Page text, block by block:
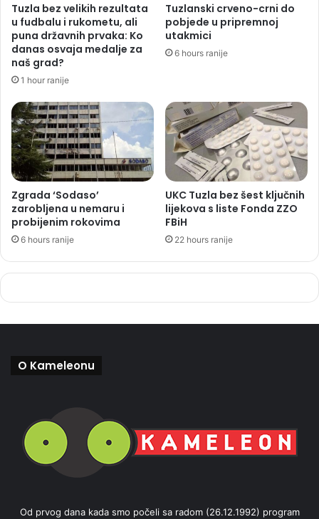
Tuzla bez velikih rezultata
u fudbalu i rukometu, ali
puna državnih prvaka: Ko
danas osvaja medalje za
naš grad?
1 hour ranije
Tuzlanski crveno-crni do
pobjede u pripremnoj
utakmici
6 hours ranije
Zgrada ‘Sodaso’
zarobljena u nemaru i
probijenim rokovima
6 hours ranije
UKC Tuzla bez šest ključnih
lijekova s liste Fonda ZZO
FBiH
22 hours ranije
O Kameleonu
Od prvog dana kada smo počeli sa radom (26.12.1992) program